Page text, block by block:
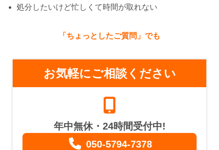
処分したいけど忙しくて時間が取れない
「ちょっとしたご質問」でも
お気軽にご相談ください
年中無休・24時間受付中!
050-5794-7378